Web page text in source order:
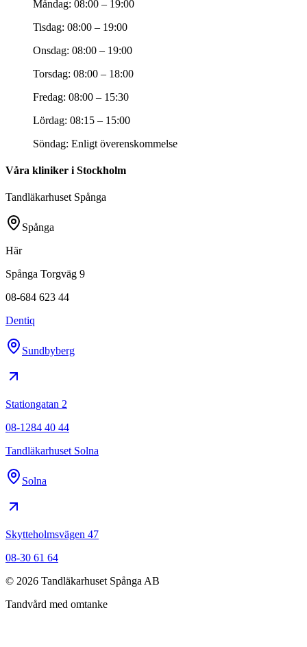
Måndag: 08:00 – 19:00
Tisdag: 08:00 – 19:00
Onsdag: 08:00 – 19:00
Torsdag: 08:00 – 18:00
Fredag: 08:00 – 15:30
Lördag: 08:15 – 15:00
Söndag: Enligt överenskommelse
Våra kliniker i Stockholm
Tandläkarhuset Spånga
Spånga
Här
Spånga Torgväg 9
08-684 623 44
Dentiq
Sundbyberg
Stationgatan 2
08-1284 40 44
Tandläkarhuset Solna
Solna
Skytteholmsvägen 47
08-30 61 64
© 2026 Tandläkarhuset Spånga AB
Tandvård med omtanke